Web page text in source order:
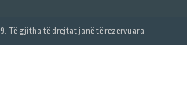
Të gjitha të drejtat janë të rezervuara